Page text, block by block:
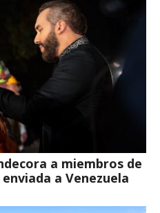
a miembros de
a Venezuela